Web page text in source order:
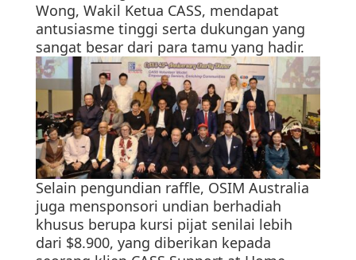
Wong, Wakil Ketua CASS, mendapat
antusiasme tinggi serta dukungan yang
sangat besar dari para tamu yang hadir.
Selain pengundian raffle, OSIM Australia
juga mensponsori undian berhadiah
khusus berupa kursi pijat senilai lebih
dari $8.900, yang diberikan kepada